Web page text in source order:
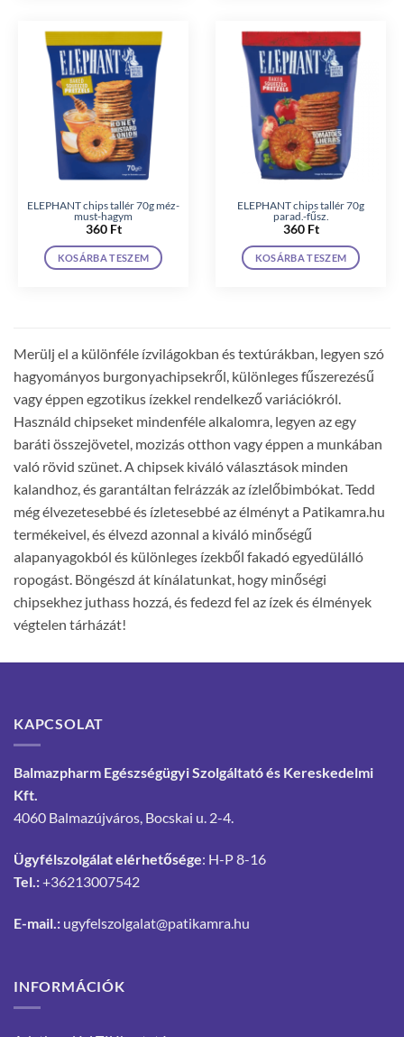
ELEPHANT chips tallér 70g méz-
must-hagym
360 Ft
KOSÁRBA TESZEM
ELEPHANT chips tallér 70g
parad.-fűsz.
360 Ft
KOSÁRBA TESZEM
Merülj el a különféle ízvilágokban és textúrákban, legyen szó
hagyományos burgonyachipsekről, különleges fűszerezésű
vagy éppen egzotikus ízekkel rendelkező variációkról.
Használd chipseket mindenféle alkalomra, legyen az egy
baráti összejövetel, mozizás otthon vagy éppen a munkában
való rövid szünet. A chipsek kiváló választások minden
kalandhoz, és garantáltan felrázzák az ízlelőbimbókat. Tedd
még élvezetesebbé és ízletesebbé az élményt a Patikamra.hu
termékeivel, és élvezd azonnal a kiváló minőségű
alapanyagokból és különleges ízekből fakadó egyedülálló
ropogást. Böngészd át kínálatunkat, hogy minőségi
chipsekhez juthass hozzá, és fedezd fel az ízek és élmények
végtelen tárházát!
KAPCSOLAT
Balmazpharm Egészségügyi Szolgáltató és Kereskedelmi
Kft.
4060 Balmazújváros, Bocskai u. 2-4.
Ügyfélszolgálat elérhetősége: H-P 8-16
Tel.:+36213007542
E-mail.: ugyfelszolgalat@patikamra.hu
INFORMÁCIÓK